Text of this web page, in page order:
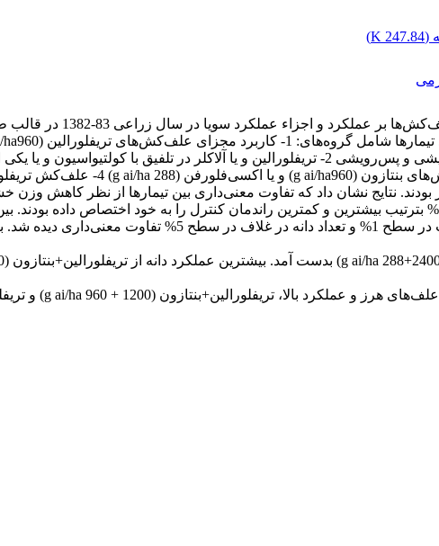
(
247.84 K
)
اکسی‌فلورفن 5- شاهد بدون علف هرز بودند. نتایج نشان داد که تفاوت معنی‌داری بین
وجود داشت. تیمارهای تریفلورالین + اکسی‌فلورفن و آلاکلر با 95 و 56% بترتیب بیشترین و کمترین راندمان